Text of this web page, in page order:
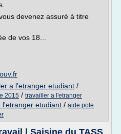
devenez assuré à titre
de vos 18...
a l'etranger etudiant /
2015 / travailler a l'etranger
l'etranger etudiant / aide pole
| Saisine du TASS